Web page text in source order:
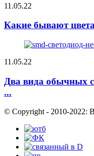
11.05.22
Какие бывают
11.05.22
Два вида обычных
...
© Copyright - 2010-2022: